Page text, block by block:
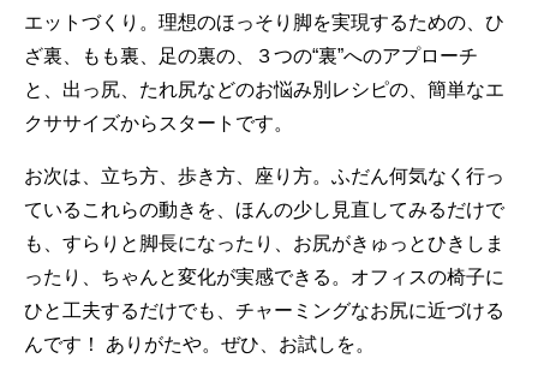
エットづくり。理想のほっそり脚を実現するための、ひ
ざ裏、もも裏、足の裏の、３つの“裏”へのアプローチ
と、出っ尻、たれ尻などのお悩み別レシピの、簡単なエ
クササイズからスタートです。
お次は、立ち方、歩き方、座り方。ふだん何気なく行っ
ているこれらの動きを、ほんの少し見直してみるだけで
も、すらりと脚長になったり、お尻がきゅっとひきしま
ったり、ちゃんと変化が実感できる。オフィスの椅子に
ひと工夫するだけでも、チャーミングなお尻に近づける
んです！ ありがたや。ぜひ、お試しを。